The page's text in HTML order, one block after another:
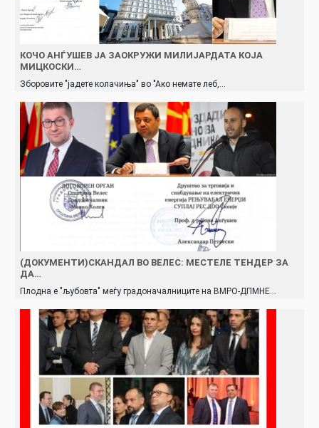
КОЧО АНЃУШЕВ ЈА ЗАОКРУЖИ МИЛИЈАРДАТА КОЈА
МИЦКОСКИ…
Зборовите "јадете колачиња" во "Ако немате леб,…
(ДОКУМЕНТИ)СКАНДАЛ ВО ВЕЛЕС: МЕСТЕЛЕ ТЕНДЕР ЗА
ДА…
Плодна е "љубовта" меѓу градоначалниците на ВМРО-ДПМНЕ…